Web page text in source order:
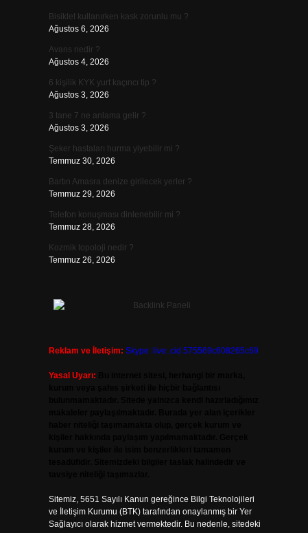
Bisiklet kullanırken kask zorunlu mu ?
Ağustos 6, 2026
Avans nedir ?
Ağustos 4, 2026
6 kişilik KYK yurt kaçıncı tip ?
Ağustos 3, 2026
3 tane 7 ne anlama gelir ?
Ağustos 3, 2026
Şeker hastaları hurma yiyebilir mi ?
Temmuz 30, 2026
Bartın Amasra denize girilecek yerler ?
Temmuz 29, 2026
Telefon konuşması dinlenebilir mi ?
Temmuz 28, 2026
Kozmik topoloji nedir ?
Temmuz 26, 2026
Reklam ve İletişim: Skype: live:.cid.575569c608265c69
Yasal Uyarı:
Sitemiz, 5651 Sayılı Kanun gereğince Bilgi Teknolojileri
ve İletişim Kurumu (BTK) tarafından onaylanmış bir Yer
Sağlayıcı olarak hizmet vermektedir. Bu nedenle, sitedeki